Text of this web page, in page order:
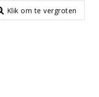
Klik om te vergroten